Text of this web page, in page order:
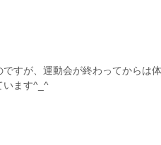
すが、運動会が終わってからは
います^_^